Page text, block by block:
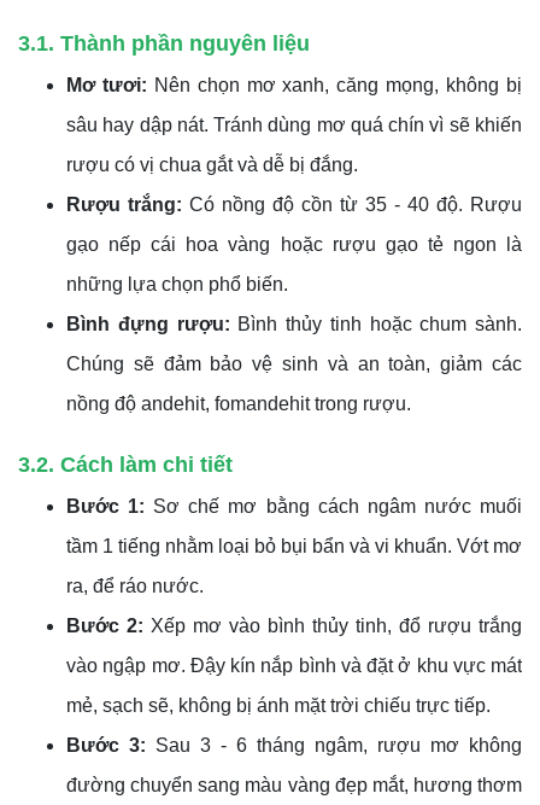
3.1. Thành phần nguyên liệu
Mơ tươi: Nên chọn mơ xanh, căng mọng, không bị
sâu hay dập nát. Tránh dùng mơ quá chín vì sẽ khiến
rượu có vị chua gắt và dễ bị đắng.
Rượu trắng: Có nồng độ cồn từ 35 - 40 độ. Rượu
gạo nếp cái hoa vàng hoặc rượu gạo tẻ ngon là
những lựa chọn phổ biến.
Bình đựng rượu: Bình thủy tinh hoặc chum sành.
Chúng sẽ đảm bảo vệ sinh và an toàn, giảm các
nồng độ andehit, fomandehit trong rượu.
3.2. Cách làm chi tiết
Bước 1: Sơ chế mơ bằng cách ngâm nước muối
tầm 1 tiếng nhằm loại bỏ bụi bẩn và vi khuẩn. Vớt mơ
ra, để ráo nước.
Bước 2: Xếp mơ vào bình thủy tinh, đổ rượu trắng
vào ngập mơ. Đậy kín nắp bình và đặt ở khu vực mát
mẻ, sạch sẽ, không bị ánh mặt trời chiếu trực tiếp.
Bước 3: Sau 3 - 6 tháng ngâm, rượu mơ không
đường chuyển sang màu vàng đẹp mắt, hương thơm